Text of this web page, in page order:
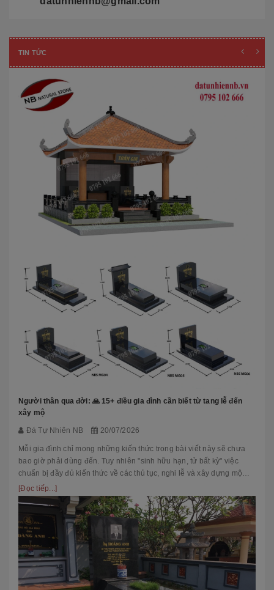
TIN TỨC
Người thân qua đời: 🙏 15+ điều gia đình cần biết từ tang lễ đến
xây mộ
Đá Tự Nhiên NB 20/07/2026
Mỗi gia đình chỉ mong những kiến thức trong bài viết này sẽ chưa
bao giờ phải dùng đến. Tuy nhiên "sinh hữu hạn, tử bất kỳ" việc
chuẩn bị đầy đủ kiến thức về các thủ tục, nghi lễ và xây dựng mộ
phầ...
[Đọc tiếp...]